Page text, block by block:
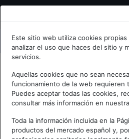
Bienvenid@ a
Escribe tu Email
Accede o regístrate con tu email.
Este sitio web utiliza cookies
analizar el uso que haces del sitio y
servicios.
Aquellas cookies que no sean
funcionamiento de la web requieren
Puedes aceptar todas las cookies,
consultar más información en nuestra
Toda la información incluida en la
productos del mercado español y,